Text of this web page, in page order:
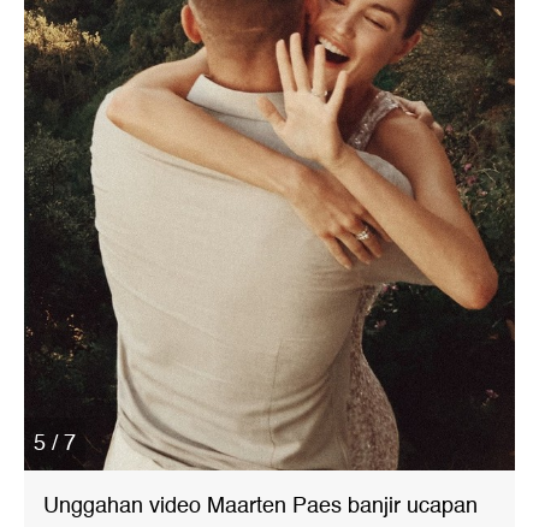
5 / 7
Unggahan video Maarten Paes banjir ucapan